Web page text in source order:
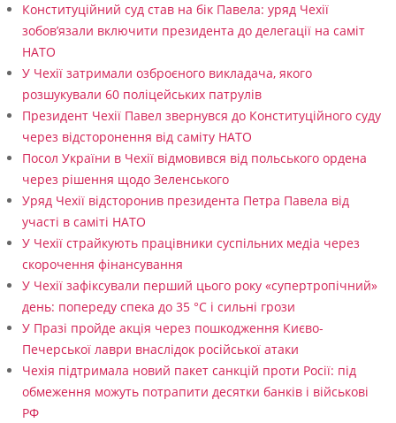
Конституційний суд став на бік Павела: уряд Чехії
зобов’язали включити президента до делегації на саміт
НАТО
У Чехії затримали озброєного викладача, якого
розшукували 60 поліцейських патрулів
Президент Чехії Павел звернувся до Конституційного суду
через відсторонення від саміту НАТО
Посол України в Чехії відмовився від польського ордена
через рішення щодо Зеленського
Уряд Чехії відсторонив президента Петра Павела від
участі в саміті НАТО
У Чехії страйкують працівники суспільних медіа через
скорочення фінансування
У Чехії зафіксували перший цього року «супертропічний»
день: попереду спека до 35 °C і сильні грози
У Празі пройде акція через пошкодження Києво-
Печерської лаври внаслідок російської атаки
Чехія підтримала новий пакет санкцій проти Росії: під
обмеження можуть потрапити десятки банків і військові
РФ